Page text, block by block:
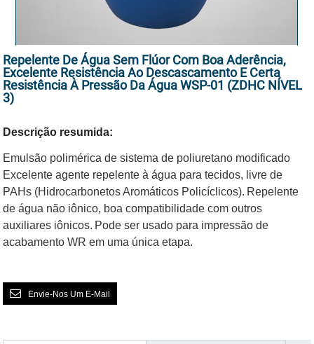
Repelente De Água Sem Flúor Com Boa Aderência,
Excelente Resistência Ao Descascamento E Certa
Resistência À Pressão Da Água WSP-01 (ZDHC NÍVEL
3)
Descrição resumida:
Emulsão polimérica de sistema de poliuretano modificado
Excelente agente repelente à água para tecidos, livre de
PAHs (Hidrocarbonetos Aromáticos Policíclicos). Repelente
de água não iônico, boa compatibilidade com outros
auxiliares iônicos. Pode ser usado para impressão de
acabamento WR em uma única etapa.
Envie-Nos Um E-Mail